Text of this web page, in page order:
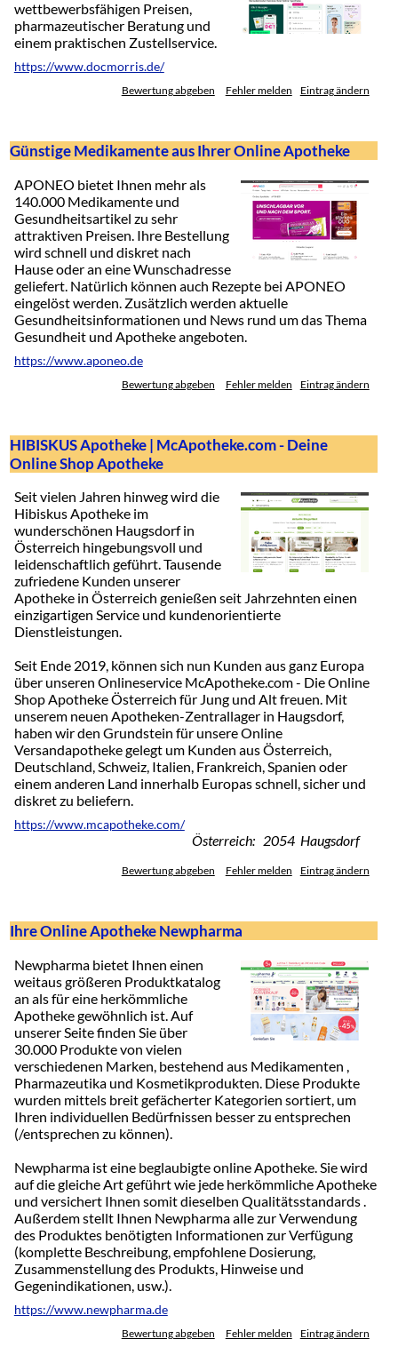
wettbewerbsfähigen Preisen,
pharmazeutischer Beratung und
einem praktischen Zustellservice.
https://www.docmorris.de/
Bewertung abgeben Fehler melden Eintrag ändern
Günstige Medikamente aus Ihrer Online Apotheke
APONEO bietet Ihnen mehr als
140.000 Medikamente und
Gesundheitsartikel zu sehr
attraktiven Preisen. Ihre Bestellung
wird schnell und diskret nach
Hause oder an eine Wunschadresse
geliefert. Natürlich können auch Rezepte bei APONEO
eingelöst werden. Zusätzlich werden aktuelle
Gesundheitsinformationen und News rund um das Thema
Gesundheit und Apotheke angeboten.
https://www.aponeo.de
Bewertung abgeben Fehler melden Eintrag ändern
HIBISKUS Apotheke | McApotheke.com - Deine
Online Shop Apotheke
Seit vielen Jahren hinweg wird die
Hibiskus Apotheke im
wunderschönen Haugsdorf in
Österreich hingebungsvoll und
leidenschaftlich geführt. Tausende
zufriedene Kunden unserer
Apotheke in Österreich genießen seit Jahrzehnten einen
einzigartigen Service und kundenorientierte
Dienstleistungen.
Seit Ende 2019, können sich nun Kunden aus ganz Europa
über unseren Onlineservice McApotheke.com - Die Online
Shop Apotheke Österreich für Jung und Alt freuen. Mit
unserem neuen Apotheken-Zentrallager in Haugsdorf,
haben wir den Grundstein für unsere Online
Versandapotheke gelegt um Kunden aus Österreich,
Deutschland, Schweiz, Italien, Frankreich, Spanien oder
einem anderen Land innerhalb Europas schnell, sicher und
diskret zu beliefern.
https://www.mcapotheke.com/
Österreich: 2054 Haugsdorf
Bewertung abgeben Fehler melden Eintrag ändern
Ihre Online Apotheke Newpharma
Newpharma bietet Ihnen einen
weitaus größeren Produktkatalog
an als für eine herkömmliche
Apotheke gewöhnlich ist. Auf
unserer Seite finden Sie über
30.000 Produkte von vielen
verschiedenen Marken, bestehend aus Medikamenten ,
Pharmazeutika und Kosmetikprodukten. Diese Produkte
wurden mittels breit gefächerter Kategorien sortiert, um
Ihren individuellen Bedürfnissen besser zu entsprechen
(/entsprechen zu können).
Newpharma ist eine beglaubigte online Apotheke. Sie wird
auf die gleiche Art geführt wie jede herkömmliche Apotheke
und versichert Ihnen somit dieselben Qualitätsstandards .
Außerdem stellt Ihnen Newpharma alle zur Verwendung
des Produktes benötigten Informationen zur Verfügung
(komplette Beschreibung, empfohlene Dosierung,
Zusammenstellung des Produkts, Hinweise und
Gegenindikationen, usw.).
https://www.newpharma.de
Bewertung abgeben Fehler melden Eintrag ändern